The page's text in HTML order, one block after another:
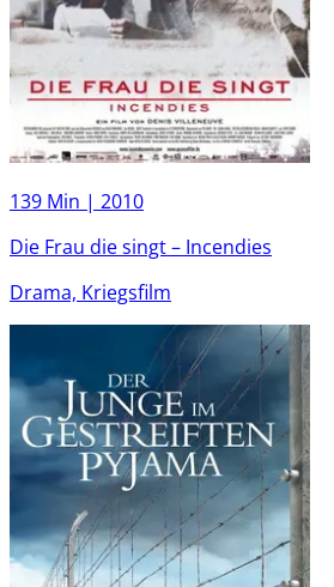
139 Min | 2010
Die Frau die singt – Incendies
Drama, Kriegsfilm